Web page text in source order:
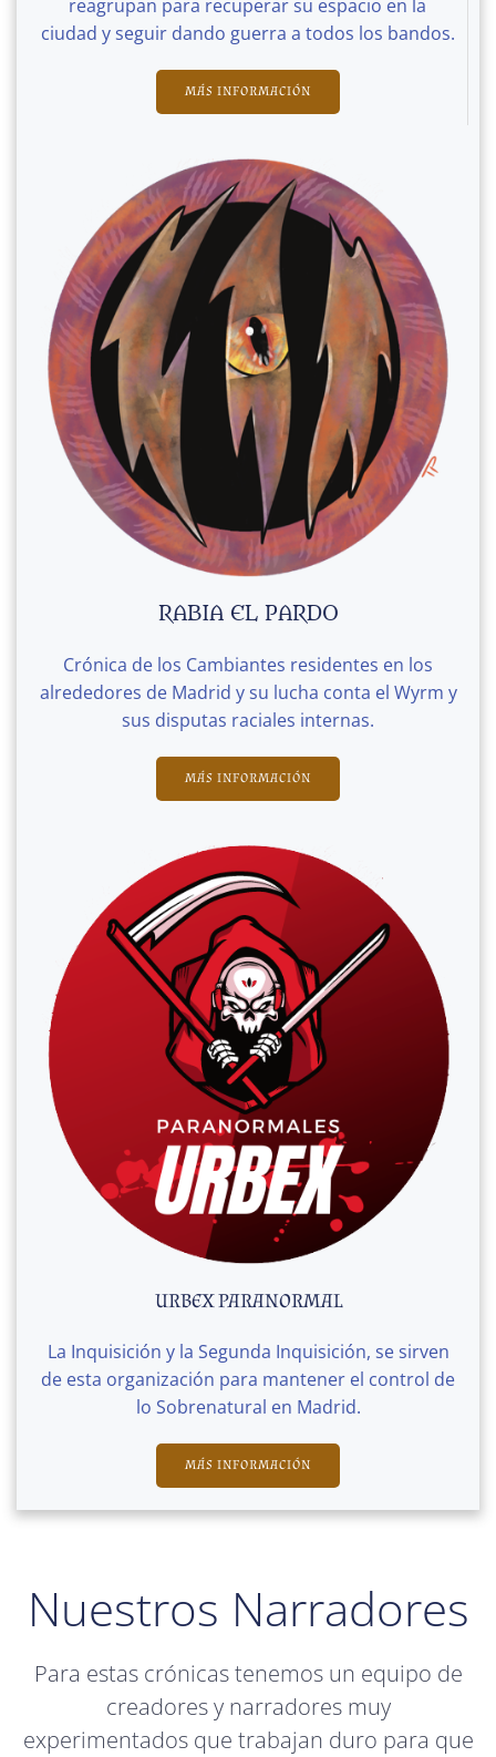
reagrupan para recuperar su espacio en la
ciudad y seguir dando guerra a todos los bandos.
MÁS INFORMACIÓN
RABIA EL PARDO
Crónica de los Cambiantes residentes en los
alrededores de Madrid y su lucha conta el Wyrm y
sus disputas raciales internas.
MÁS INFORMACIÓN
URBEX PARANORMAL
La Inquisición y la Segunda Inquisición, se sirven
de esta organización para mantener el control de
lo Sobrenatural en Madrid.
MÁS INFORMACIÓN
Nuestros Narradores
Para estas crónicas tenemos un equipo de
creadores y narradores muy
experimentados que trabajan duro para que